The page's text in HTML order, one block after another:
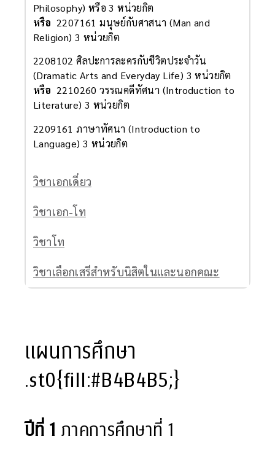
Philosophy) หรือ 3 หน่วยกิต
หรือ 2207161 มนุษย์กับศาสนา (Man and
Religion) 3 หน่วยกิต
2208102 ศิลปะการละครกับชีวิตประจำวัน
(Dramatic Arts and Everyday Life) 3 หน่วยกิต
หรือ 2210260 วรรณคดีทัศนา (Introduction to
Literature) 3 หน่วยกิต
2209161 ภาษาทัศนา (Introduction to
Language) 3 หน่วยกิต
วิชาเอกเดี่ยว
วิชาเอก-โท
วิชาโท
วิชาเลือกเสรีสำหรับนิสิตในและนอกคณะ
แผนการศึกษา
.st0{fill:#B4B4B5;}
ปีที่ 1 ภาคการศึกษาที่ 1